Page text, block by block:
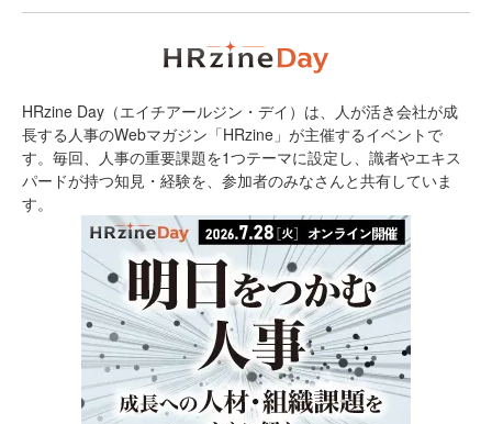
HRzine Day（エイチアールジン・デイ）は、人が活き会社が成
長する人事のWebマガジン「HRzine」が主催するイベントで
す。毎回、人事の重要課題を1つテーマに設定し、識者やエキス
パードが持つ知見・経験を、参加者のみなさんと共有していま
す。